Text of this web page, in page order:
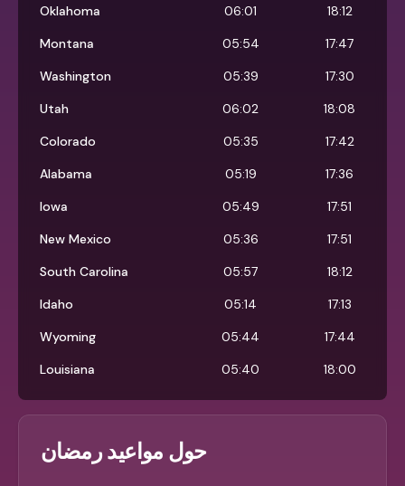
Oklahoma
06:01
18:12
Montana
05:54
17:47
Washington
05:39
17:30
Utah
06:02
18:08
Colorado
05:35
17:42
Alabama
05:19
17:36
Iowa
05:49
17:51
New Mexico
05:36
17:51
South Carolina
05:57
18:12
Idaho
05:14
17:13
Wyoming
05:44
17:44
Louisiana
05:40 18:00
حول مواعيد رمضان